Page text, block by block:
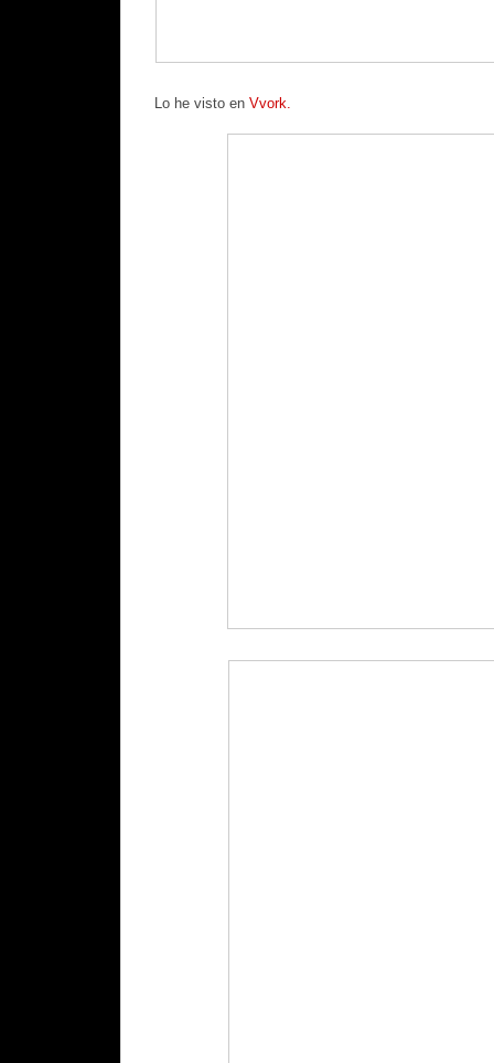
Lo he visto en Vvork.